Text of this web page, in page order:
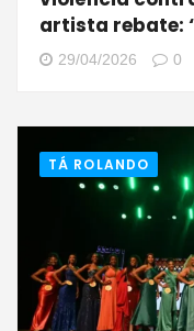
artista rebate:
29/04/2026 0
TÁ ROLANDO